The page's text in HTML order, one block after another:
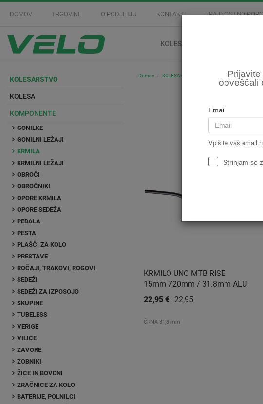
obveščali
Email
Vpišite vaš email
Strinjam se
DOMOV TRGOVINE O PODJETJU KONTAKTI TRAJNOSTNO
KOLESARSTVO
KOLESARSTVO
KOLESA
KOMPONENTE
GONILKE
GONILNI LEŽAJI
KRMILA
KRMILNI LEŽAJI
OBROČI
OBROČNIKI
OPORE KRMILA
OPORE SEDEŽA
PEDALA
PESTA
PLAŠČI ZA KOLO
PRESTAVE
ROČAJI, TRAKOVI, ROGOVI
SEDEŽI
SEDEŽI ZA IZPOSOJO
SKUPINE
TUBELESS
VERIGE
VILICE
ZAVORE
ZOBNIKI
ŽICE IN BOVDNI
ZRAČNICE ZA KOLO
BATERIJE, POLNILCI
Domov KOLESARSTVO Komponente Krmila
KRMILO UNO MTB RISE
15mm 720mm / 31.8mm ALU
ČRNA 31,8 mm
22,95 €
22,95 €